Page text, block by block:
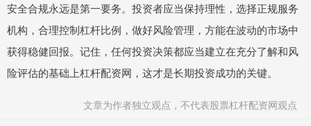
安全合规永远是第一要务。投资者应当保持理性，选择正规服务
机构，合理控制杠杆比例，做好风险管理，方能在波动的市场中
获得稳健回报。记住，任何投资决策都应当建立在充分了解和风
险评估的基础上杠杆配资网，这才是长期投资成功的关键。
文章为作者独立观点，不代表股票杠杆配资网观点